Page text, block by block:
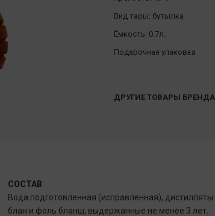
Вид тары: бутылка
Ёмкость: 0.7л.
Подарочная упаковка
ДРУГИЕ ТОВАРЫ БРЕНДА
СОСТАВ
Вода подготовленная (исправленная),
блан и фоль бланш, выдержанные не менее 3 лет.